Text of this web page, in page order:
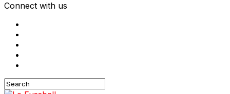
Connect with us